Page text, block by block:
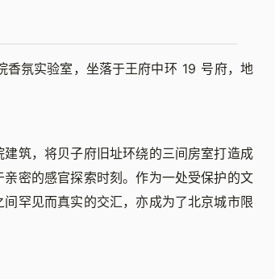
氛实验室，坐落于王府中环 19 号府，地
筑，将贝子府旧址环绕的三间房室打造成
密的感官探索时刻。作为一处受保护的文
罕见而真实的交汇，亦成为了北京城市限